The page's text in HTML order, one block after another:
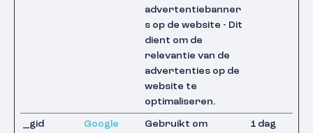
advertentiebanner
s op de website - Dit
dient om de
relevantie van de
advertenties op de
website te
optimaliseren.
_gid Google
Gebruikt om
1 dag